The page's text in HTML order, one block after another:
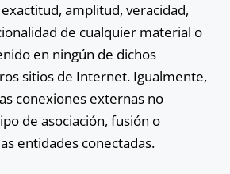
amplitud, veracidad,
de cualquier material o
en ningún de dichos
sitios de Internet. Igualmente,
conexiones externas no
de asociación, fusión o
entidades conectadas.